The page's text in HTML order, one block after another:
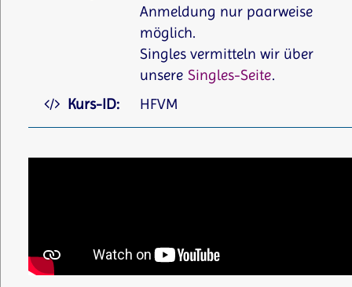
Anmeldung nur paarweise
möglich.
Singles vermitteln wir über
unsere Singles-Seite.
Kurs-ID:
HFVM